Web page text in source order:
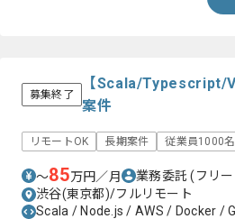
募集終了
【Scala/Typescript/
案件
リモートOK 長期案件 従業員1000
〜85万円／月 業務委託(フリ
渋谷(東京都)/フルリモート
Scala / Node.js / AWS / Docker /